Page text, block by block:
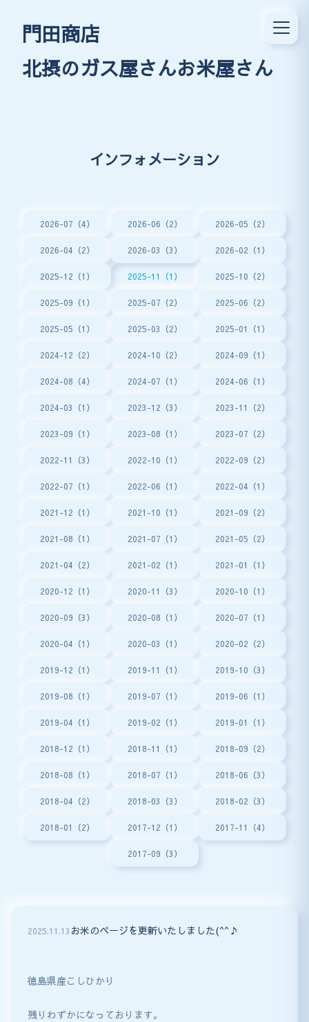
門田商店
北摂のガス屋さんお米屋さん
インフォメーション
2026-07（4） 2026-06（2） 2026-05（2）
2026-04（2） 2026-03（3） 2026-02（1）
2025-12（1） 2025-11（1） 2025-10（2）
2025-09（1） 2025-07（2） 2025-06（2）
2025-05（1） 2025-03（2） 2025-01（1）
2024-12（2） 2024-10（2） 2024-09（1）
2024-08（4） 2024-07（1） 2024-06（1）
2024-03（1） 2023-12（3） 2023-11（2）
2023-09（1） 2023-08（1） 2023-07（2）
2022-11（3） 2022-10（1） 2022-09（2）
2022-07（1） 2022-06（1） 2022-04（1）
2021-12（1） 2021-10（1） 2021-09（2）
2021-08（1） 2021-07（1） 2021-05（2）
2021-04（2） 2021-02（1） 2021-01（1）
2020-12（1） 2020-11（3） 2020-10（1）
2020-09（3） 2020-08（1） 2020-07（1）
2020-04（1） 2020-03（1） 2020-02（2）
2019-12（1） 2019-11（1） 2019-10（3）
2019-08（1） 2019-07（1） 2019-06（1）
2019-04（1） 2019-02（1） 2019-01（1）
2018-12（1） 2018-11（1） 2018-09（2）
2018-08（1） 2018-07（1） 2018-06（3）
2018-04（2） 2018-03（3） 2018-02（3）
2018-01（2） 2017-12（1） 2017-11（4）
2017-09（3）
2025.11 .13 お米のページを更新いたしました(^^♪
徳島県産こしひかり
残りわずかになっております。